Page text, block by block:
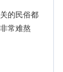
的民俗都
常难熬